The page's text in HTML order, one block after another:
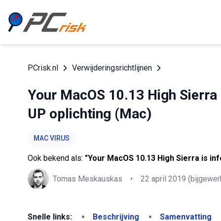
PCrisk.nl Verwijderingsrichtlijnen
Your MacOS 10.13 High
UP oplichting (Mac)
MAC VIRUS
Ook bekend als: "Your MacOS 10.13 High Sierra is
Tomas Meskauskas • 22 april 2019
Snelle links: Beschrijving Samenvatting